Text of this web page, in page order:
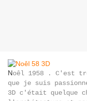
Noêl 1958 . C'est
que je suis
3D c'était quelque